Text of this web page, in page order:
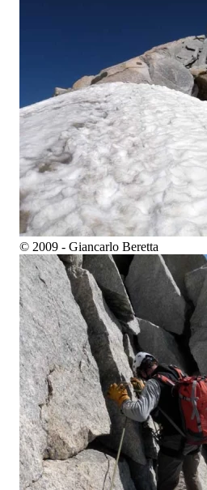
© 2009 - Giancarlo Beretta